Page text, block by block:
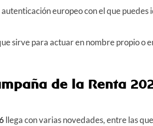
autenticación europeo con el que
sirve para actuar en nombre propio o
de la Renta
llega con varias novedades, entre las